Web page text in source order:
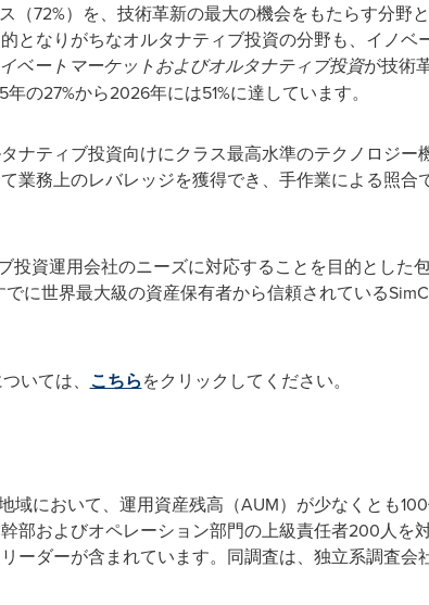
72%）を、技術革新の最大の機会をもたらす分野
となりがちなオルタナティブ投資の分野も、イノベ
ベートマーケットおよびオルタナティブ投資が技術
の27%から2026年には51%に達しています。
ナティブ投資向けにクラス最高水準のテクノロジー
業務上のレバレッジを獲得でき、手作業による照合
資運用会社のニーズに対応することを目的とした
に世界最大級の資産保有者から信頼されている
いては、 こちらをクリックしてください。
域において、運用資産残高（AUM）が少なくとも
部およびオペレーション部門の上級責任者200人を
ダーが含まれています。同調査は、独立系調査会